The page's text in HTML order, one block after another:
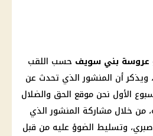
عروسة بني سويف حسب اللقب
ويذكر أن المنشور الذي تحدث عن
الأول نحن موقع الحق والضلال
من خلال مشاركة المنشور الذي
، وتسليط الضوؤ عليه من قبل